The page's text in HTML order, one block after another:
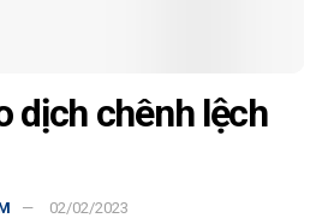
dịch chênh lệch
02/02/2023